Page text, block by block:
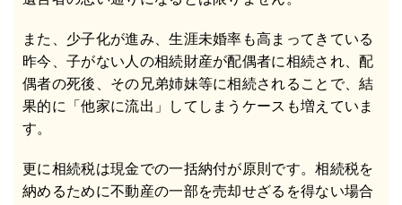
また、少子化が進み、生涯未婚率も高まってきている
昨今、子がない人の相続財産が配偶者に相続され、配
偶者の死後、その兄弟姉妹等に相続されることで、結
果的に「他家に流出」してしまうケースも増えていま
す。
更に相続税は現金での一括納付が原則です。相続税を
納めるために不動産の一部を売却せざるを得ない場合